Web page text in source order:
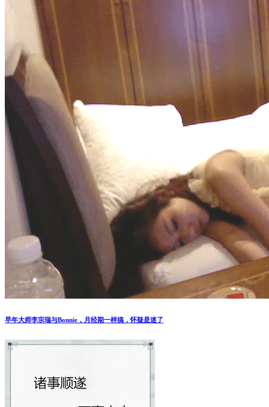
早年大师李宗瑞与Bonnie，月经期一样搞，怀疑是迷了